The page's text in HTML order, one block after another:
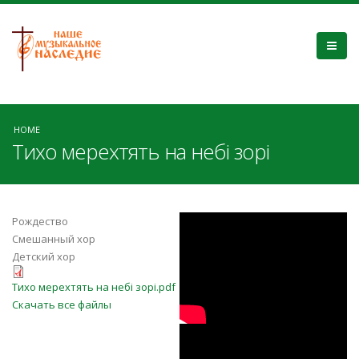
HOME
Тихо мерехтять на небі зорі
Рождество
Смешанный хор
Детский хор
Тихо мерехтять на небі зорі.pdf
Тихо мерехтять на небі зорі.pdf
Скачать все файлы